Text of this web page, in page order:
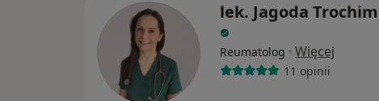
lek. Jagoda
Reumatolog · Więcej
11 opinii